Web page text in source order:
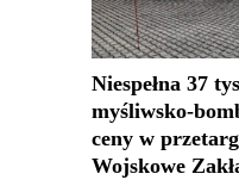
Niespełna 37
myśliwsko-
ceny w
Wojskowe